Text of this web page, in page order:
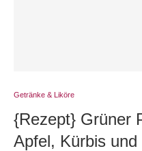
Getränke & Liköre
{Rezept} Grüner
Apfel, Kürbis und